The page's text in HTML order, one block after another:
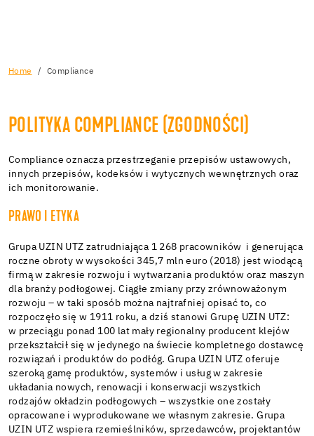
Home Compliance
POLITYKA COMPLIANCE (ZGODNOŚCI)
Compliance oznacza przestrzeganie przepisów ustawowych,
innych przepisów, kodeksów i wytycznych wewnętrznych oraz
ich monitorowanie.
PRAWO I ETYKA
Grupa UZIN UTZ zatrudniająca 1 268 pracowników i generująca
roczne obroty w wysokości 345,7 mln euro (2018) jest wiodącą
firmą w zakresie rozwoju i wytwarzania produktów oraz maszyn
dla branży podłogowej. Ciągłe zmiany przy zrównoważonym
rozwoju – w taki sposób można najtrafniej opisać to, co
rozpoczęło się w 1911 roku, a dziś stanowi Grupę UZIN UTZ:
w przeciągu ponad 100 lat mały regionalny producent klejów
przekształcił się w jedynego na świecie kompletnego dostawcę
rozwiązań i produktów do podłóg. Grupa UZIN UTZ oferuje
szeroką gamę produktów, systemów i usług w zakresie
układania nowych, renowacji i konserwacji wszystkich
rodzajów okładzin podłogowych – wszystkie one zostały
opracowane i wyprodukowane we własnym zakresie. Grupa
UZIN UTZ wspiera rzemieślników, sprzedawców, projektantów